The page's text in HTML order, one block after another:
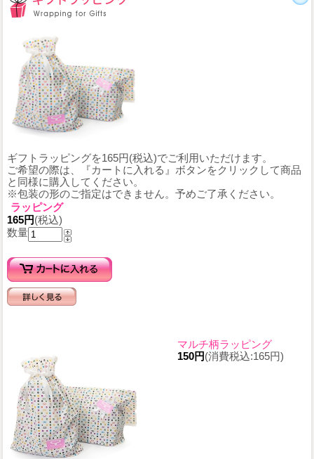
ギフトラッピングを165円(税込)でご利用いただけます。
ご希望の際は、『カートに入れる』ボタンをクリックして商品
と同様に購入してください。
※包装の形のご指定はできません。予めご了承ください。
ラッピング
165円(税込)
数量
マルチ柄ラッピング
150円(消費税込:165円)